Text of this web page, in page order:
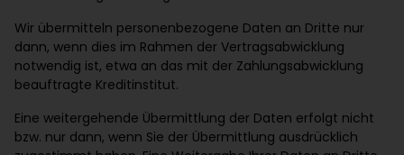
Wir übermitteln personenbezogene Daten an Dritte nur
dann, wenn dies im Rahmen der Vertragsabwicklung
notwendig ist, etwa an das mit der Zahlungsabwicklung
beauftragte Kreditinstitut.
Eine weitergehende Übermittlung der Daten erfolgt nicht
bzw. nur dann, wenn Sie der Übermittlung ausdrücklich